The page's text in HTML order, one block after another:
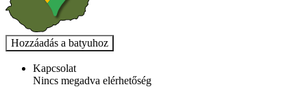
Kapcsolat
Nincs megadva elérhetőség